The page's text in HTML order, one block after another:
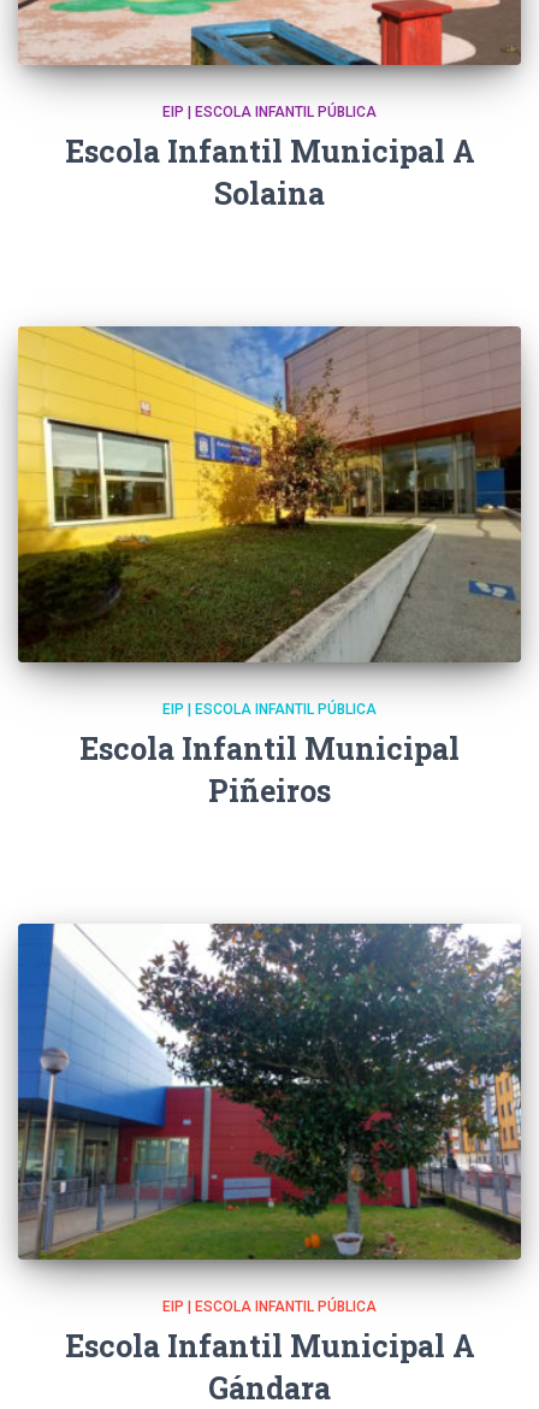
EIP | ESCOLA INFANTIL PÚBLICA
Escola Infantil Municipal A
Solaina
EIP | ESCOLA INFANTIL PÚBLICA
Escola Infantil Municipal
Piñeiros
EIP | ESCOLA INFANTIL PÚBLICA
Escola Infantil Municipal A
Gándara